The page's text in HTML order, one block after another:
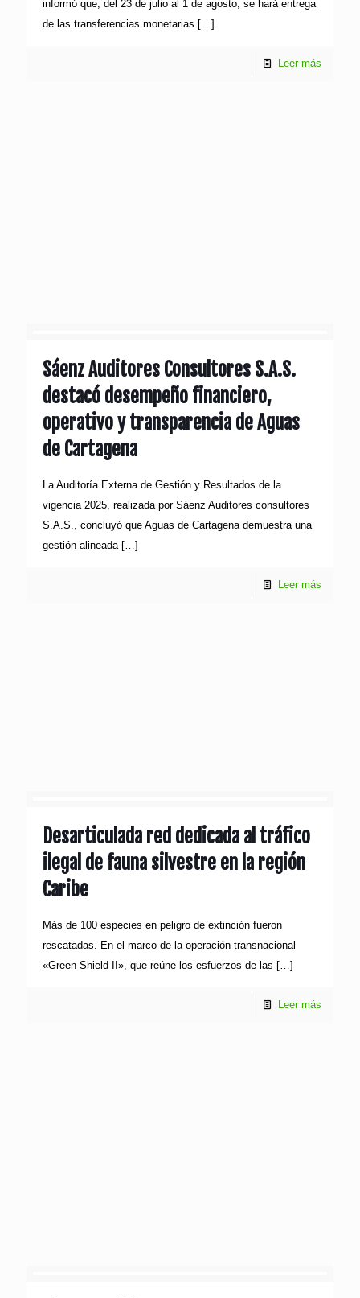
informó que, del 23 de julio al 1 de agosto, se hará entrega
de las transferencias monetarias […]
Leer más
Sáenz Auditores Consultores S.A.S.
destacó desempeño financiero,
operativo y transparencia de Aguas
de Cartagena
La Auditoría Externa de Gestión y Resultados de la
vigencia 2025, realizada por Sáenz Auditores consultores
S.A.S., concluyó que Aguas de Cartagena demuestra una
gestión alineada […]
Leer más
Desarticulada red dedicada al tráfico
ilegal de fauna silvestre en la región
Caribe
Más de 100 especies en peligro de extinción fueron
rescatadas. En el marco de la operación transnacional
«Green Shield II», que reúne los esfuerzos de las […]
Leer más